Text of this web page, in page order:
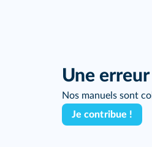
Une
Nos manuels sont
Je contribue !